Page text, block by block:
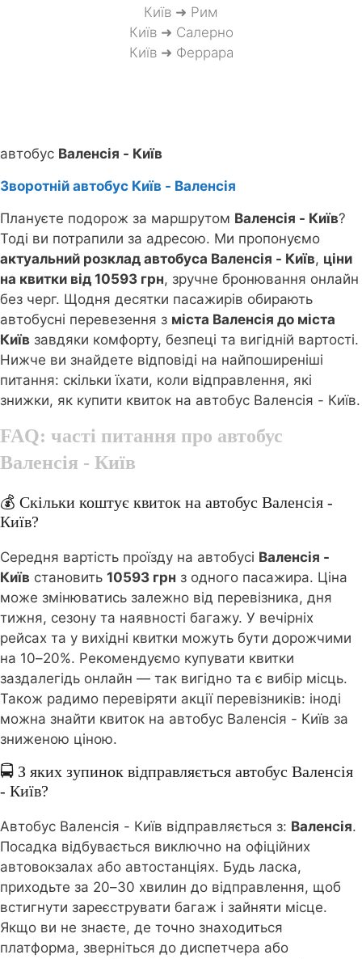
Київ ➜ Рим
Київ ➜ Салерно
Київ ➜ Феррара
автобус Валенсія - Київ
Зворотній автобус Київ - Валенсія
Плануєте подорож за маршрутом Валенсія - Київ?
Тоді ви потрапили за адресою. Ми пропонуємо
актуальний розклад автобуса Валенсія - Київ, ціни
на квитки від 10593 грн, зручне бронювання онлайн
без черг. Щодня десятки пасажирів обирають
автобусні перевезення з міста Валенсія до міста
Київ завдяки комфорту, безпеці та вигідній вартості.
Нижче ви знайдете відповіді на найпоширеніші
питання: скільки їхати, коли відправлення, які
знижки, як купити квиток на автобус Валенсія - Київ.
FAQ: часті питання про автобус
Валенсія - Київ
💰 Скільки коштує квиток на автобус Валенсія -
Київ?
Середня вартість проїзду на автобусі Валенсія -
Київ становить 10593 грн з одного пасажира. Ціна
може змінюватись залежно від перевізника, дня
тижня, сезону та наявності багажу. У вечірніх
рейсах та у вихідні квитки можуть бути дорожчими
на 10–20%. Рекомендуємо купувати квитки
заздалегідь онлайн — так вигідно та є вибір місць.
Також радимо перевіряти акції перевізників: іноді
можна знайти квиток на автобус Валенсія - Київ за
зниженою ціною.
🚍 З яких зупинок відправляється автобус Валенсія
- Київ?
Автобус Валенсія - Київ відправляється з: Валенсія.
Посадка відбувається виключно на офіційних
автовокзалах або автостанціях. Будь ласка,
приходьте за 20–30 хвилин до відправлення, щоб
встигнути зареєструвати багаж і зайняти місце.
Якщо ви не знаєте, де точно знаходиться
платформа, зверніться до диспетчера або